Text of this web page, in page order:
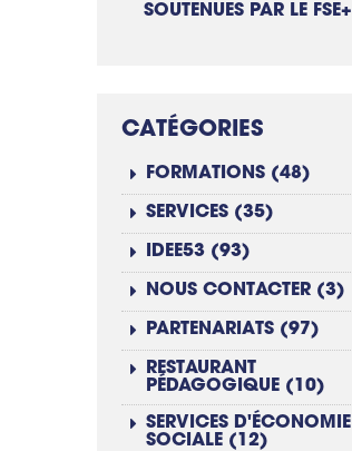
SOUTENUES PAR LE FSE+
CATÉGORIES
FORMATIONS (48)
SERVICES (35)
IDEE53 (93)
NOUS CONTACTER (3)
PARTENARIATS (97)
RESTAURANT
PÉDAGOGIQUE (10)
SERVICES D'ÉCONOMIE
SOCIALE (12)